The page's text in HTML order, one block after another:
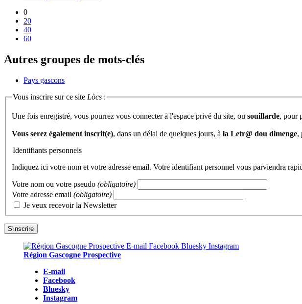
0
20
40
60
Autres groupes de mots-clés
Pays gascons
Vous inscrire sur ce site Lòcs :
Une fois enregistré, vous pourrez vous connecter à l'espace privé du site, ou souillarde , pour
Vous serez également inscrit(e), dans un délai de quelques jours, à la Letr@ dou dimenge,
Identifiants personnels
Indiquez ici votre nom et votre adresse email. Votre identifiant personnel vous parviendra
Votre nom ou votre pseudo (obligatoire)
Votre adresse email (obligatoire)
Je veux recevoir la Newsletter
Région Gascogne Prospective
E-mail
Facebook
Bluesky
Instagram